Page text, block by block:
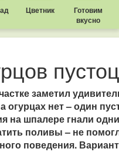
Цветник
Готовим
вкусно
заметил
огурцах нет – один
на шпалере гнали
поливы – не
поведения.